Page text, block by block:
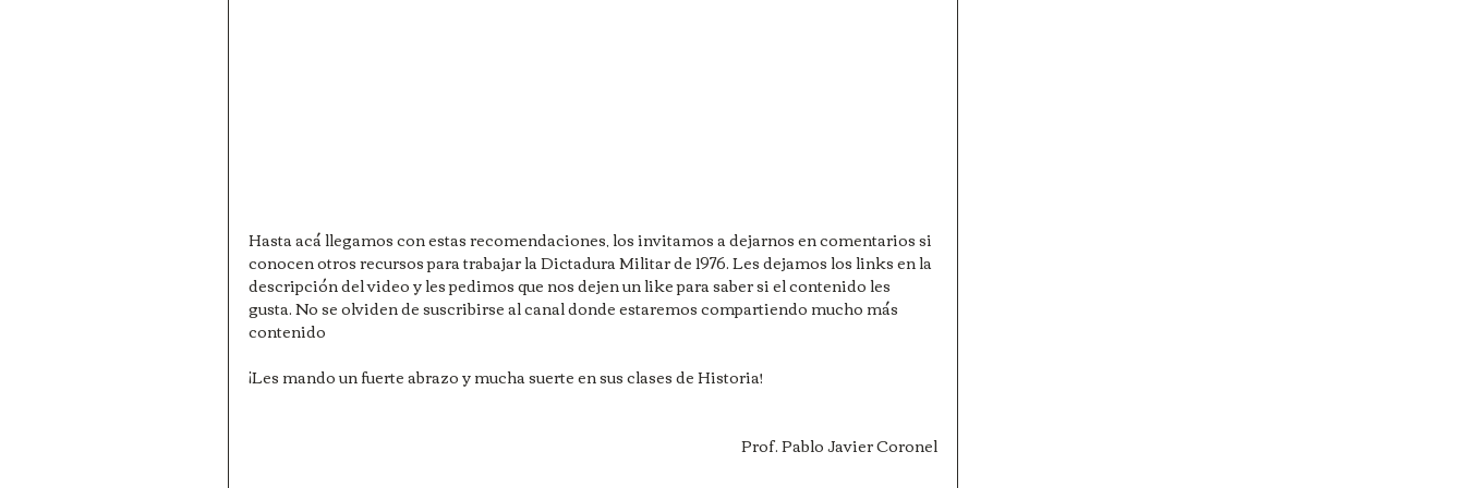
Hasta acá llegamos con estas recomendaciones, los invitamos a dejarnos en comentarios si
conocen otros recursos para trabajar la Dictadura Militar de 1976. Les dejamos los links en la
descripción del video y les pedimos que nos dejen un like para saber si el contenido les
gusta. No se olviden de suscribirse al canal donde estaremos compartiendo mucho más
contenido
¡Les mando un fuerte abrazo y mucha suerte en sus clases de Historia!
Prof. Pablo Javier Coronel